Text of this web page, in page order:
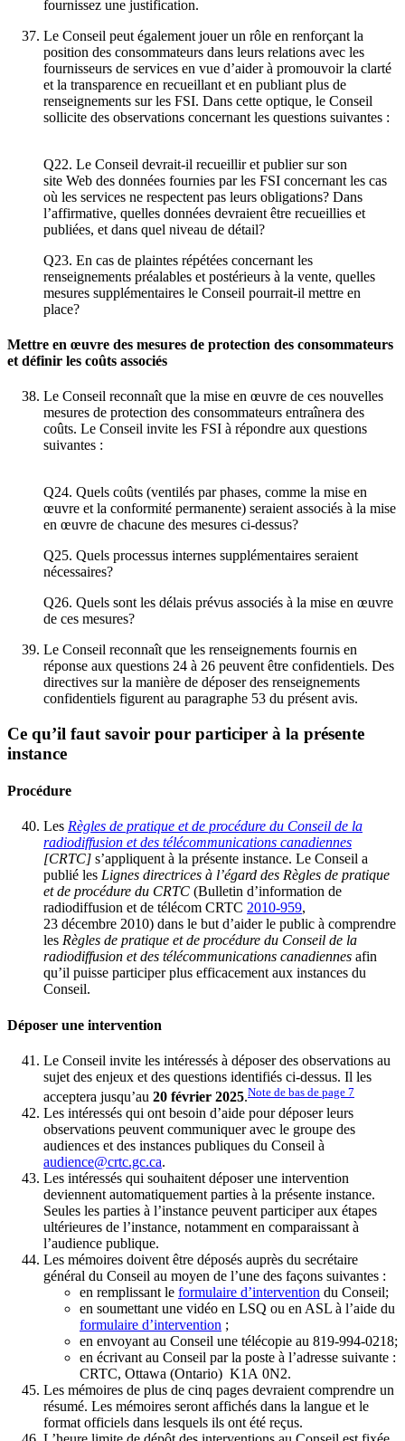
fournissez une justification.
Le Conseil peut également jouer un rôle en renforçant la
position des consommateurs dans leurs relations avec les
fournisseurs de services en vue d’aider à promouvoir la clarté
et la transparence en recueillant et en publiant plus de
renseignements sur les FSI. Dans cette optique, le Conseil
sollicite des observations concernant les questions suivantes :
Q22. Le Conseil devrait-il recueillir et publier sur son
site Web des données fournies par les FSI concernant les cas
où les services ne respectent pas leurs obligations? Dans
l’affirmative, quelles données devraient être recueillies et
publiées, et dans quel niveau de détail?
Q23. En cas de plaintes répétées concernant les
renseignements préalables et postérieurs à la vente, quelles
mesures supplémentaires le Conseil pourrait-il mettre en
place?
Mettre en œuvre des mesures de protection des consommateurs
et définir les coûts associés
Le Conseil reconnaît que la mise en œuvre de ces nouvelles
mesures de protection des consommateurs entraînera des
coûts. Le Conseil invite les FSI à répondre aux questions
suivantes :
Q24. Quels coûts (ventilés par phases, comme la mise en
œuvre et la conformité permanente) seraient associés à la mise
en œuvre de chacune des mesures ci-dessus?
Q25. Quels processus internes supplémentaires seraient
nécessaires?
Q26. Quels sont les délais prévus associés à la mise en œuvre
de ces mesures?
Le Conseil reconnaît que les renseignements fournis en
réponse aux questions 24 à 26 peuvent être confidentiels. Des
directives sur la manière de déposer des renseignements
confidentiels figurent au paragraphe 53 du présent avis.
Ce qu’il faut savoir pour participer à la présente
instance
Procédure
Les Règles de pratique et de procédure du Conseil de la
radiodiffusion et des télécommunications canadiennes
[CRTC] s’appliquent à la présente instance. Le Conseil a
publié les Lignes directrices à l’égard des Règles de pratique
et de procédure du CRTC (Bulletin d’information de
radiodiffusion et de télécom CRTC 2010-959,
23 décembre 2010) dans le but d’aider le public à comprendre
les Règles de pratique et de procédure du Conseil de la
radiodiffusion et des télécommunications canadiennes afin
qu’il puisse participer plus efficacement aux instances du
Conseil.
Déposer une intervention
Le Conseil invite les intéressés à déposer des observations au
sujet des enjeux et des questions identifiés ci-dessus. Il les
acceptera jusqu’au 20 février 2025.Note de bas de page 7
Les intéressés qui ont besoin d’aide pour déposer leurs
observations peuvent communiquer avec le groupe des
audiences et des instances publiques du Conseil à
audience@crtc.gc.ca.
Les intéressés qui souhaitent déposer une intervention
deviennent automatiquement parties à la présente instance.
Seules les parties à l’instance peuvent participer aux étapes
ultérieures de l’instance, notamment en comparaissant à
l’audience publique.
Les mémoires doivent être déposés auprès du secrétaire
général du Conseil au moyen de l’une des façons suivantes :
en remplissant le formulaire d’intervention du Conseil;
en soumettant une vidéo en LSQ ou en ASL à l’aide du
formulaire d’intervention ;
en envoyant au Conseil une télécopie au 819-994-0218;
en écrivant au Conseil par la poste à l’adresse suivante :
CRTC, Ottawa (Ontario) K1A 0N2.
Les mémoires de plus de cinq pages devraient comprendre un
résumé. Les mémoires seront affichés dans la langue et le
format officiels dans lesquels ils ont été reçus.